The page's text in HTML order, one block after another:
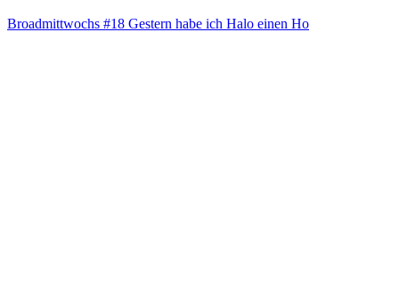
Broad­mitt­wochs #18 Ges­tern habe ich Halo einen Ho